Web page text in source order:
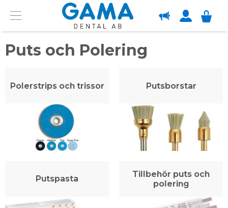
Menu
OM GAMA
Puts och Polering
Polerstrips och trissor Putsborstar
Putspasta
Tillbehör puts och
polering